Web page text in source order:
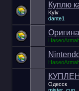
Куплю
Kyiv
dante1
Одесск